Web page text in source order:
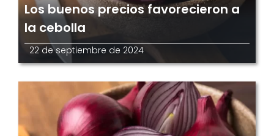
Los buenos precios favorecieron a
la cebolla
22 de septiembre de 2024